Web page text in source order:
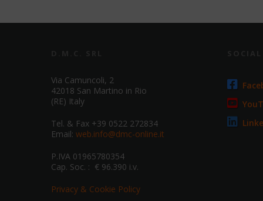
Via Camuncoli, 2
42018 San Martino in Rio
(RE) Italy
Tel. & Fax +39 0522 272834
Email: web.info@dmc-online.it
P.IVA 01965780354
Cap. Soc. : € 96.390 i.v.
Privacy & Cookie Policy